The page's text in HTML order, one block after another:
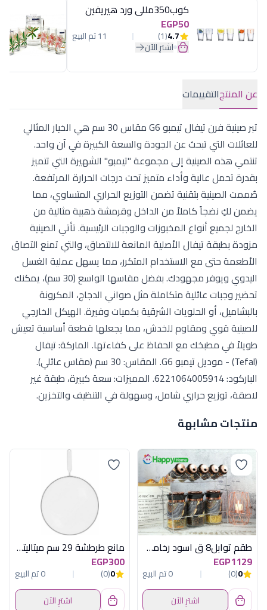
كوب350مللى ورد هيريفين
EGP50
4.7
(1) 11 تم البيع
اشترِ الآن
عن المنتجالتقييمات
تبر صينية فرن تيفال تيمبو G6 مقاس 30 سم هي الخيار المثالي
للعائلات التي تبحث عن الجودة والسعة الكبيرة في آن واحد.
تنتمي هذه الصينية إلى مجموعة "تيمبو" الشهيرة التي تتميز
بقدرة تحمل عالية وأداء متميز تحت درجات الحرارة المرتفعة.
صُممت الصينية بتقنية تضمن التوزيع الحراري المتساوي، مما
يضمن لكِ نضجاً كاملاً من الداخل وقرمشة ذهبية مثالية من
الخارج لجميع أنواع المخبوزات والوجبات الرئيسية. تأتي الصينية
مزودة بطبقة تيفال الأصلية المانعة للالتصاق، والتي تمنع التصاق
الأطعمة حتى مع الاستخدام المتكرر، مما يسهل عملية الغسل
اليدوي ويوفر مجهودك. بفضل مقاسها الواسع (30 سم)، يمكنك
تحضير وجبات عائلية متكاملة مثل صواني الدجاج، المكرونة
بالبشاميل، أو الحلويات الشرقية بكميات وفيرة. الهيكل الخارجي
للصينية قوي ومقاوم للخدش، مما يجعلها قطعة أساسية تعيش
طويلاً في مطبخك مع الحفاظ على كفاءتها. الماركة: تيفال
(Tefal) - موديل تيمبو G6. المقاس: 30 سم (مقاس عائلي).
الباركود: 6221064005914. المميزات: سعة كبيرة، طبقة غير
لاصقة، توزيع حراري شامل، وسهولة في التنظيف والتخزين.
منتجات مشابهة
طقم توابل8 ق اسود رخامى باستاند هابى هوم
EGP1129
0
(0)
0 تم البيع
اشترِ الآن
مانع طرطشة 29 سم ميتاليتكس
EGP300
0
(0)
0 تم البيع
اشترِ الآن